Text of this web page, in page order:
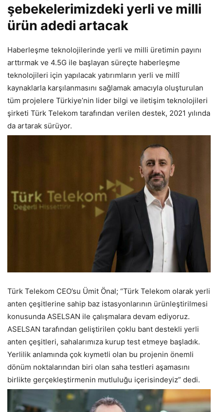
şebekelerimizdeki yerli ve milli
ürün adedi artacak
Haberleşme teknolojilerinde yerli ve milli üretimin payını
arttırmak ve 4.5G ile başlayan süreçte haberleşme
teknolojileri için yapılacak yatırımların yerli ve millî
kaynaklarla karşılanmasını sağlamak amacıyla oluşturulan
tüm projelere Türkiye’nin lider bilgi ve iletişim teknolojileri
şirketi Türk Telekom tarafından verilen destek, 2021 yılında
da artarak sürüyor.
Türk Telekom CEO’su Ümit Önal; “Türk Telekom olarak yerli
anten çeşitlerine sahip baz istasyonlarının ürünleştirilmesi
konusunda ASELSAN ile çalışmalara devam ediyoruz.
ASELSAN tarafından geliştirilen çoklu bant destekli yerli
anten çeşitleri, sahalarımıza kurup test etmeye başladık.
Yerlilik anlamında çok kıymetli olan bu projenin önemli
dönüm noktalarından biri olan saha testleri aşamasını
birlikte gerçekleştirmenin mutluluğu içerisindeyiz” dedi.